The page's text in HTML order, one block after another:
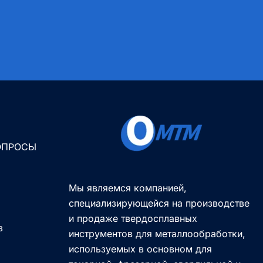
Мы являемся компанией,
специализирующейся на производстве
и продаже твердосплавных
инструментов для металлообработки,
используемых в основном для